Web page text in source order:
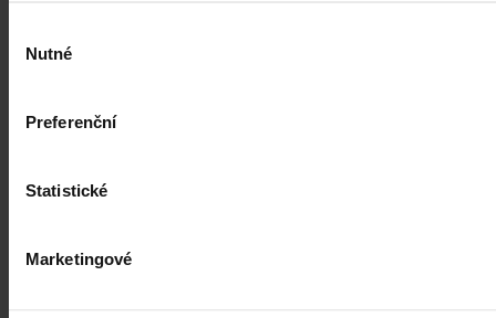
souhlasu
Nutné
Preferenční
Statistické
Marketingové